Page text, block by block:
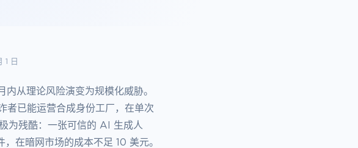
1 日
从理论风险演变为规模化威胁。
者已能运营合成身份工厂，在单次
为残酷：一张可信的 AI 生成人
在暗网市场的成本不足 10 美元。